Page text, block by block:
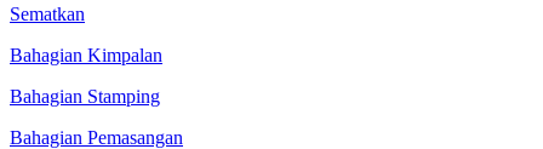
Sematkan
Bahagian Kimpalan
Bahagian Stamping
Bahagian Pemasangan